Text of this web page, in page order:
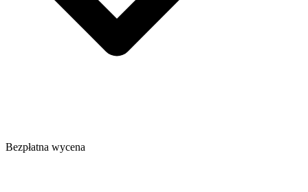
Bezpłatna wycena